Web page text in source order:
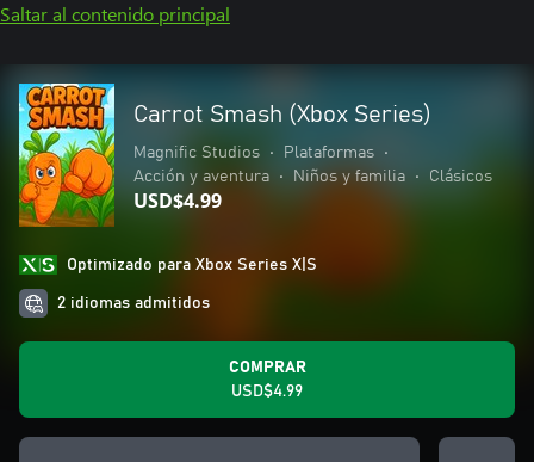
Saltar al contenido principal
Carrot Smash (Xbox Series)
Magnific Studios • Plataformas
•
Acción y aventura
• Niños y familia • Clásicos
USD$4.99
Optimizado para Xbox Series X|S
2 idiomas admitidos
COMPRAR
USD$4.99